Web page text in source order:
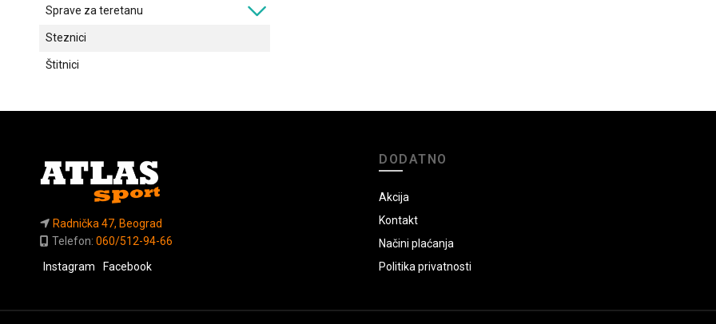
Sprave za teretanu
Steznici
Štitnici
Radnička 47, Beograd
Telefon: 060/512-94-66
Instagram
Facebook
DODATNO
Akcija
Kontakt
Načini plaćanja
Politika privatnosti